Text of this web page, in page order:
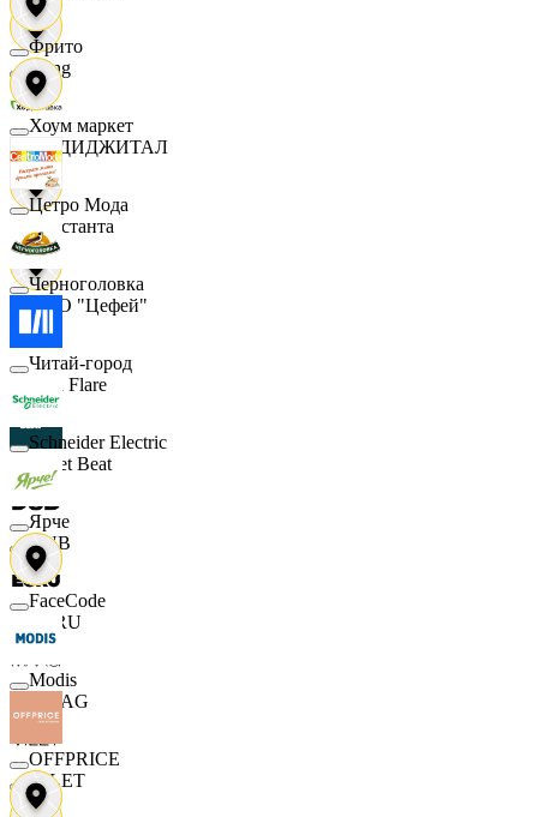
string
X5 ДИДЖИТАЛ
Константа
ООО "Цефей"
Finn Flare
Street Beat
DUB
ECRU
MAAG
VILET
Фрито
Хоум маркет
Цетро Мода
Черноголовка
Читай-город
Schneider Electric
Ярче
FaceCode
Modis
OFFPRICE